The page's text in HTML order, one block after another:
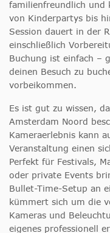
familienfreundlich und
von Kinderpartys bis
Session dauert in der
einschließlich
Buchung ist einfach –
deinen Besuch zu
vorbeikommen.
Es ist gut zu wissen,
Amsterdam Noord
Kameraerlebnis kann
Veranstaltung einen
Perfekt für Festivals,
oder private Events
Bullet-Time-Setup an
kümmert sich um die
Kameras und
eigenes professionell